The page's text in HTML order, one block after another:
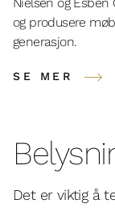
og produsere
generasjon.
SE MER
Det er viktig å